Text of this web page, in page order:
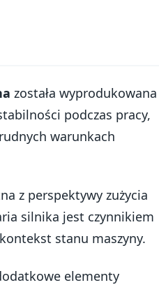
została wyprodukowana
podczas pracy,
warunkach
z perspektywy zużycia
silnika jest czynnikiem
stanu maszyny.
elementy